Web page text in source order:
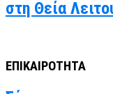
στη Θεία
ΕΠΙΚΑΙΡΟΤΗΤΑ